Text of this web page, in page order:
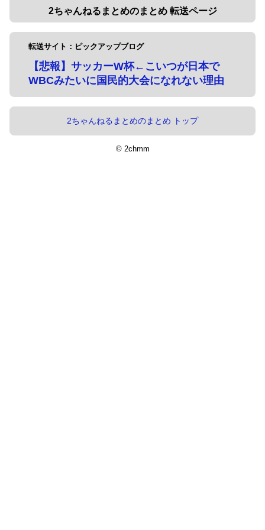
2ちゃんねるまとめのまとめ 転送ページ
転送サイト：ピックアップブログ
【悲報】サッカーW杯←こいつが日本で
WBCみたいに国民的大会になれない理由
2ちゃんねるまとめのまとめ トップ
© 2chmm